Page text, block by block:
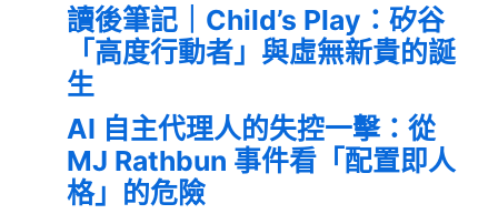
讀後筆記｜Child’s Play：矽谷
「高度行動者」與虛無新貴的誕
生
AI 自主代理人的失控一擊：從
MJ Rathbun 事件看「配置即人
格」的危險